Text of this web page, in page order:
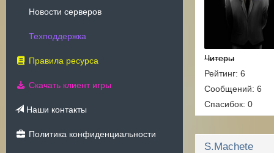
Новости серверов
Техподдержка
Правила ресурса
Скачать клиент игры
Наши контакты
Политика конфиденциальности
Читеры
Рейтинг: 6
Сообщений: 6
Спасибок: 0
S.Machete